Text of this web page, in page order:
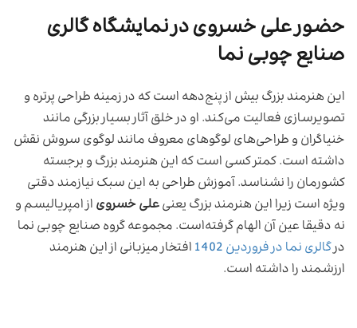
حضور علی خسروی در نمایشگاه گالری
صنایع چوبی نما
این هنرمند بزرگ بیش از پنج‌دهه است که در زمینه طراحی پرتره و
تصویر‌سازی فعالیت می‌کند. او در خلق آثار بسیار بزرگی مانند
خنیاگران و طراحی‌های لوگوهای معروف مانند لوگوی سروش نقش
داشته است. کمتر کسی است که این هنرمند بزرگ و برجسته
کشورمان را نشناسد. آموزش طراحی به این سبک نیازمند دقتی
ویژه است زیرا این هنرمند بزرگ یعنیعلی خسرویاز امپریالیسم و
نه دقیقا عین آن الهام گرفته‌است. مجموعه گروه صنایع چوبی نما
درگالری نما در فروردین 1402
افتخار میزبانی از این هنرمند
ارزشمند را داشته است.